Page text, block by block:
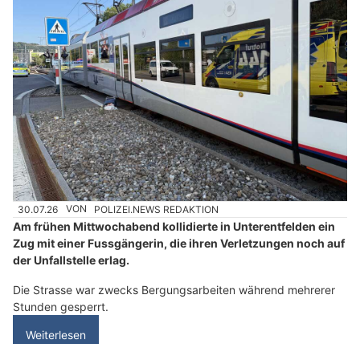
30.07.26 VON POLIZEI.NEWS REDAKTION
Am frühen Mittwochabend kollidierte in Unterentfelden ein
Zug mit einer Fussgängerin, die ihren Verletzungen noch auf
der Unfallstelle erlag.
Die Strasse war zwecks Bergungsarbeiten während mehrerer
Stunden gesperrt.
Weiterlesen